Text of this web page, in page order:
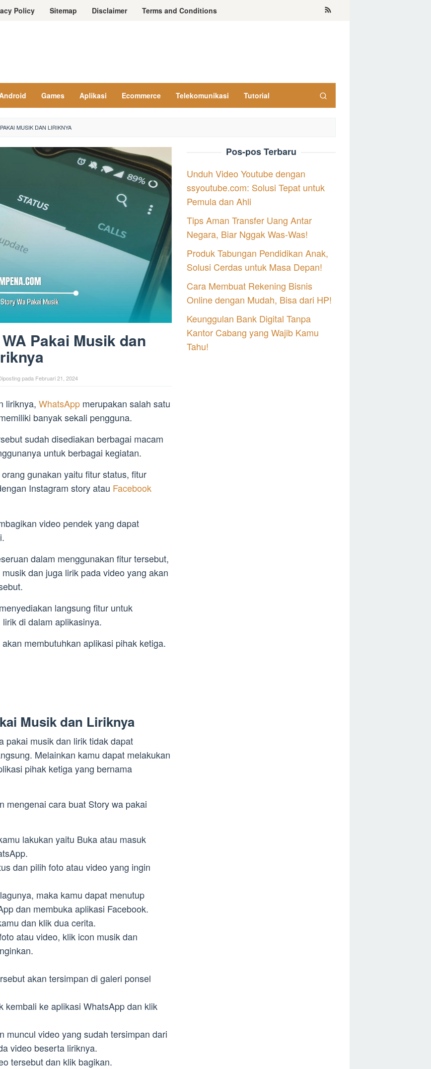
Policy Sitemap Disclaimer Terms and Conditions
Games Aplikasi Ecommerce Telekomunikasi Tutorial
MUSIK DAN LIRIKNYA
Pakai Musik dan
pada Februari 21, 2024
liriknya, WhatsApp merupakan salah satu
banyak sekali pengguna.
sudah disediakan berbagai macam
untuk berbagai kegiatan.
gunakan yaitu fitur status, fitur
Instagram story atau Facebook
video pendek yang dapat
dalam menggunakan fitur tersebut,
dan juga lirik pada video yang akan
langsung fitur untuk
di dalam aplikasinya.
membutuhkan aplikasi pihak ketiga.
Musik dan Liriknya
pakai musik dan lirik tidak dapat
Melainkan kamu dapat melakukan
pihak ketiga yang bernama
mengenai cara buat Story wa pakai
lakukan yaitu Buka atau masuk
dan pilih foto atau video yang ingin
maka kamu dapat menutup
dan membuka aplikasi Facebook.
dan klik dua cerita.
atau video, klik icon musik dan
akan tersimpan di galeri ponsel
kembali ke aplikasi WhatsApp dan klik
muncul video yang sudah tersimpan dari
video beserta liriknya.
tersebut dan klik bagikan.
Pos-pos Terbaru
Unduh Video Youtube dengan
ssyoutube.com: Solusi Tepat untuk
Pemula dan Ahli
Tips Aman Transfer Uang Antar
Negara, Biar Nggak Was-Was!
Produk Tabungan Pendidikan Anak,
Solusi Cerdas untuk Masa Depan!
Cara Membuat Rekening Bisnis
Online dengan Mudah, Bisa dari HP!
Keunggulan Bank Digital Tanpa
Kantor Cabang yang Wajib Kamu
Tahu!